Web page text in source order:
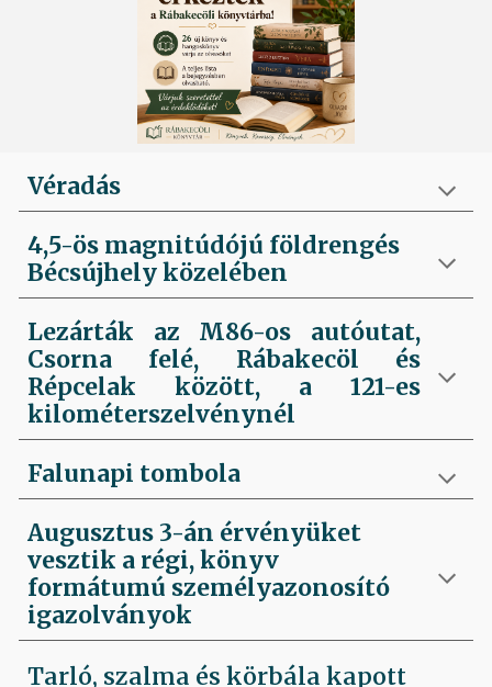
Véradás
4,5-ös magnitúdójú földrengés
Bécsújhely közelében
Lezárták az M86-os autóutat,
Csorna felé, Rábakecöl és
Répcelak között, a 121-es
kilométerszelvénynél
Falunapi tombola
Augusztus 3-án érvényüket
vesztik a régi, könyv
formátumú személyazonosító
igazolványok
Tarló, szalma és körbála kapott